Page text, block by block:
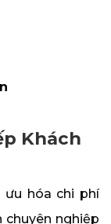
Khách
ưu hóa chi phí
chuyên nghiệp